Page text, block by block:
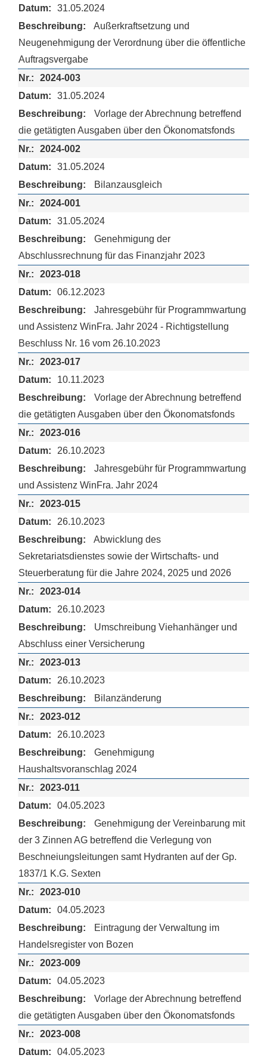
31.05.2024
Außerkraftsetzung und
Neugenehmigung der Verordnung über die öffentliche
Auftragsvergabe
2024-003
31.05.2024
Vorlage der Abrechnung betreffend
die getätigten Ausgaben über den Ökonomatsfonds
2024-002
31.05.2024
Bilanzausgleich
2024-001
31.05.2024
Genehmigung der
Abschlussrechnung für das Finanzjahr 2023
2023-018
06.12.2023
Jahresgebühr für Programmwartung
und Assistenz WinFra. Jahr 2024 - Richtigstellung
Beschluss Nr. 16 vom 26.10.2023
2023-017
10.11.2023
Vorlage der Abrechnung betreffend
die getätigten Ausgaben über den Ökonomatsfonds
2023-016
26.10.2023
Jahresgebühr für Programmwartung
und Assistenz WinFra. Jahr 2024
2023-015
26.10.2023
Abwicklung des
Sekretariatsdienstes sowie der Wirtschafts- und
Steuerberatung für die Jahre 2024, 2025 und 2026
2023-014
26.10.2023
Umschreibung Viehanhänger und
Abschluss einer Versicherung
2023-013
26.10.2023
Bilanzänderung
2023-012
26.10.2023
Genehmigung
Haushaltsvoranschlag 2024
2023-011
04.05.2023
Genehmigung der Vereinbarung mit
der 3 Zinnen AG betreffend die Verlegung von
Beschneiungsleitungen samt Hydranten auf der Gp.
1837/1 K.G. Sexten
2023-010
04.05.2023
Eintragung der Verwaltung im
Handelsregister von Bozen
2023-009
04.05.2023
Vorlage der Abrechnung betreffend
die getätigten Ausgaben über den Ökonomatsfonds
2023-008
04.05.2023